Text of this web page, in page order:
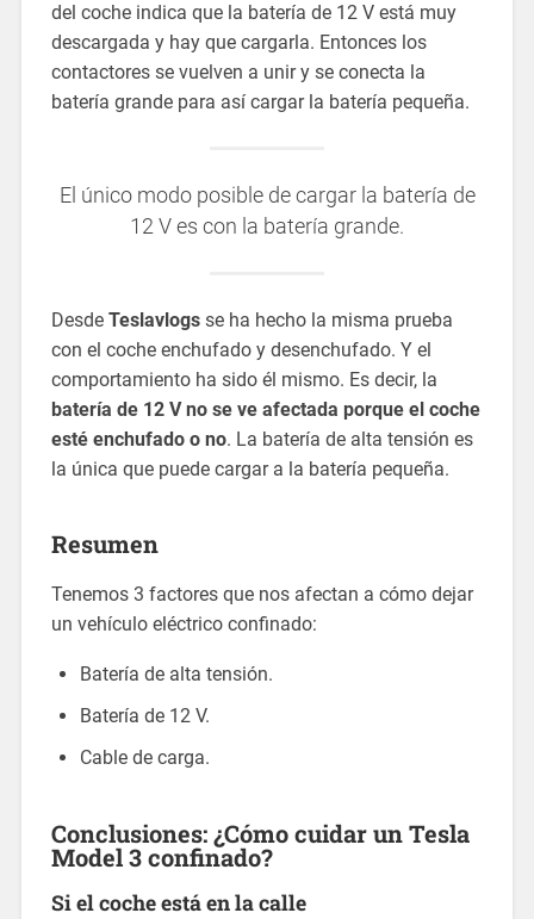
del coche indica que la batería de 12 V está muy
descargada y hay que cargarla. Entonces los
contactores se vuelven a unir y se conecta la
batería grande para así cargar la batería pequeña.
El único modo posible de cargar la batería de
12 V es con la batería grande.
Desde Teslavlogsse ha hecho la misma prueba
con el coche enchufado y desenchufado. Y el
comportamiento ha sido él mismo. Es decir, la
batería de 12 V no se ve afectada porque el coche
esté enchufado o no. La batería de alta tensión es
la única que puede cargar a la batería pequeña.
Resumen
Tenemos 3 factores que nos afectan a cómo dejar
un vehículo eléctrico confinado:
Batería de alta tensión.
Batería de 12 V.
Cable de carga.
Conclusiones: ¿Cómo cuidar un Tesla
Model 3 confinado?
Si el coche está en la calle